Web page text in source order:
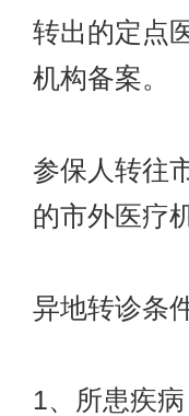
转出的定点
机构备案。
参保人转往
的市外医疗
异地转诊条
1、所患疾病